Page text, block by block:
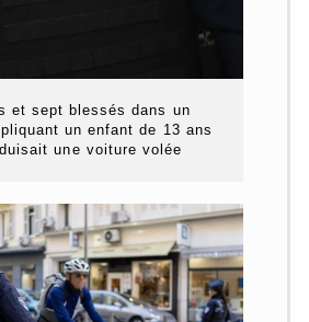
et sept blessés dans un
un enfant de 13 ans
une voiture volée